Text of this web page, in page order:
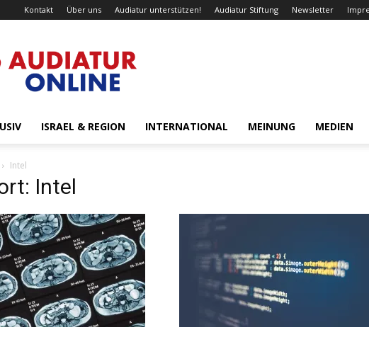
Kontakt Über uns Audiatur unterstützen! Audiatur Stiftung Newsletter
Online
ISRAEL & REGION INTERNATIONAL MEINUNG MEDIEN
Intel
Intel